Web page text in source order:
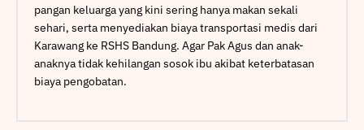
pangan keluarga yang kini sering hanya makan sekali
sehari, serta menyediakan biaya transportasi medis dari
Karawang ke RSHS Bandung. Agar Pak Agus dan anak-
anaknya tidak kehilangan sosok ibu akibat keterbatasan
biaya pengobatan.